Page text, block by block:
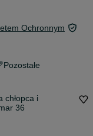
Ochronnym
Pozostałe
chłopca i
36